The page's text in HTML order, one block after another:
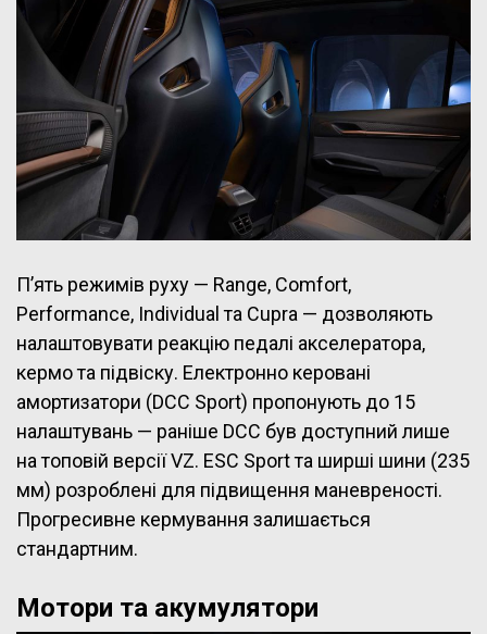
П’ять режимів руху — Range, Comfort,
Performance, Individual та Cupra — дозволяють
налаштовувати реакцію педалі акселератора,
кермо та підвіску. Електронно керовані
амортизатори (DCC Sport) пропонують до 15
налаштувань — раніше DCC був доступний лише
на топовій версії VZ. ESC Sport та ширші шини (235
мм) розроблені для підвищення маневреності.
Прогресивне кермування залишається
стандартним.
Мотори та акумулятори